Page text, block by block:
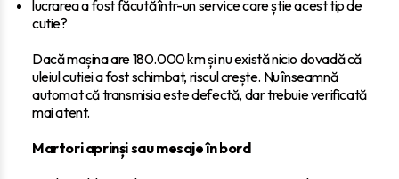
lucrarea a fost făcută într-un service care știe acest tip de
cutie?
Dacă mașina are 180.000 km și nu există nicio dovadă că
uleiul cutiei a fost schimbat, riscul crește. Nu înseamnă
automat că transmisia este defectă, dar trebuie verificată
mai atent.
Martori aprinși sau mesaje în bord